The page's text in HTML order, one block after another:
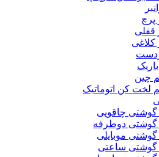
پرچ
قفلی
کلاغی
چین
لخت کن اتوماتیک
گوشتی چاقویی
گوشتی دوطرفه
گوشتی موبایلی
گوشتی ساعتی